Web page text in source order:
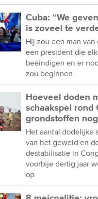
Cuba: “We
is zoveel te
Hij zou een man
een president die
beëindigen en er
zou beginnen.
Hoeveel doden
schaakspel rond
grondstoffen
Het aantal dodelijke
van het geweld en
destabilisatie in
voorbije dertig jaar
op